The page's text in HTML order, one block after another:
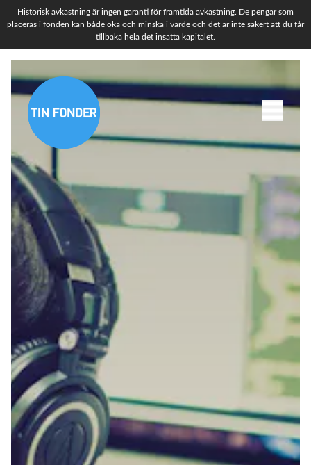
Historisk avkastning är ingen garanti för framtida avkastning. De pengar som
placeras i fonden kan både öka och minska i värde och det är inte säkert att du får
tillbaka hela det insatta kapitalet.